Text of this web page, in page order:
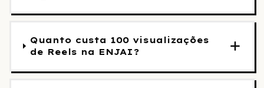
Quanto custa 100 visualizações
de Reels na ENJAI?